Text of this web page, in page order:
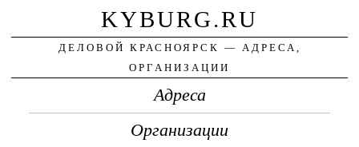
KYBURG.RU
ДЕЛОВОЙ КРАСНОЯРСК — АДРЕСА,
ОРГАНИЗАЦИИ
Адреса
Организации